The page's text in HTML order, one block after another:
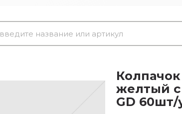
желтый с
GD 60шт/